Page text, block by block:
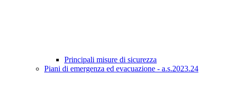
Principali misure di sicurezza
Piani di emergenza ed evacuazione - a.s.2023.24